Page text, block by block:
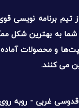
تیم برنامه نویسی
به بهترین شکل
و محصولات
می کنند.
غربی - روبه